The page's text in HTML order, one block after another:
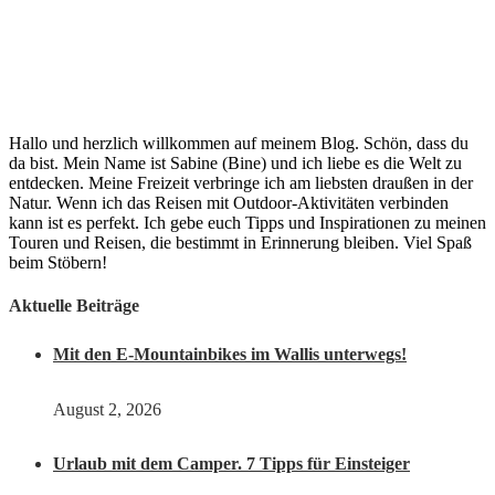
Hallo und herzlich willkommen auf meinem Blog. Schön, dass du
da bist. Mein Name ist Sabine (Bine) und ich liebe es die Welt zu
entdecken. Meine Freizeit verbringe ich am liebsten draußen in der
Natur. Wenn ich das Reisen mit Outdoor-Aktivitäten verbinden
kann ist es perfekt. Ich gebe euch Tipps und Inspirationen zu meinen
Touren und Reisen, die bestimmt in Erinnerung bleiben. Viel Spaß
beim Stöbern!
Aktuelle Beiträge
Mit den E-Mountainbikes im Wallis unterwegs!
August 2, 2026
Urlaub mit dem Camper. 7 Tipps für Einsteiger